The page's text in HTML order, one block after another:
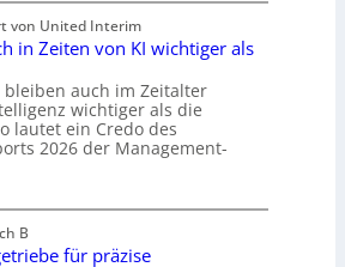
von United Interim
in Zeiten von KI wichtiger als
bleiben auch im Zeitalter
wichtiger als die
lautet ein Credo des
2026 der Management-
B
für präzise